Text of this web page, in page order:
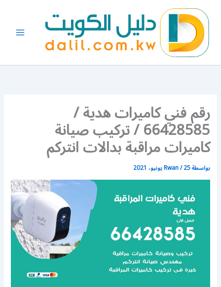
المحتوى
رقم فني كاميرات هدية /
66428585 / تركيب صيانة
كاميرات مراقبة بدالات انتركم
بواسطة Rwan/25 يونيو، 2021